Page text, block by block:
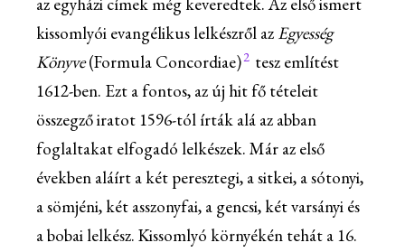
kissomlyói evangélikus lelkészről az Egyesség
Könyve(Formula Concordiae)2 tesz említést
1612-ben. Ezt a fontos, az új hit fő tételeit
összegző iratot 1596-tól írták alá az abban
foglaltakat elfogadó lelkészek. Már az első
években aláírt a két peresztegi, a sitkei, a sótonyi,
a sömjéni, két asszonyfai, a gencsi, két varsányi és
a bobai lelkész. Kissomlyó környékén tehát a 16.